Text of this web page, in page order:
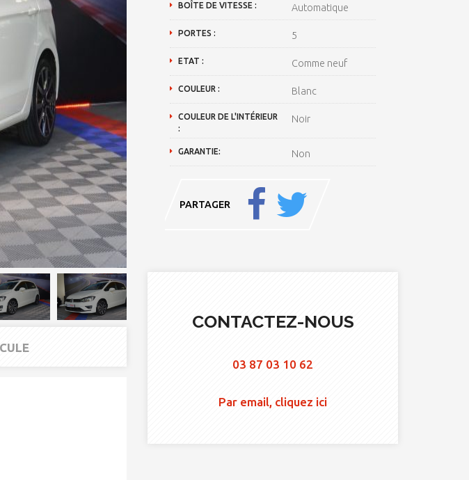
BOÎTE DE VITESSE : Automatique
PORTES : 5
ETAT : Comme neuf
COULEUR : Blanc
COULEUR DE L'INTÉRIEUR
:
Noir
GARANTIE: Non
PARTAGER
CONTACTEZ-NOUS
03 87 03 10 62
Par email, cliquez ici